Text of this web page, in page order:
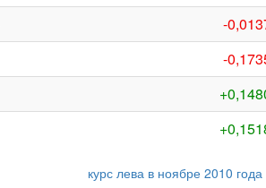
-
-
курс лева в ноябре 2010